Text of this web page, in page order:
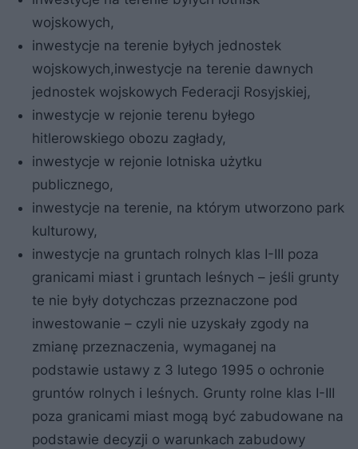
wojskowych,
inwestycje na terenie byłych jednostek
wojskowych,inwestycje na terenie dawnych
jednostek wojskowych Federacji Rosyjskiej,
inwestycje w rejonie terenu byłego
hitlerowskiego obozu zagłady,
inwestycje w rejonie lotniska użytku
publicznego,
inwestycje na terenie, na którym utworzono park
kulturowy,
inwestycje na gruntach rolnych klas I-III poza
granicami miast i gruntach leśnych – jeśli grunty
te nie były dotychczas przeznaczone pod
inwestowanie – czyli nie uzyskały zgody na
zmianę przeznaczenia, wymaganej na
podstawie ustawy z 3 lutego 1995 o ochronie
gruntów rolnych i leśnych. Grunty rolne klas I-III
poza granicami miast mogą być zabudowane na
podstawie decyzji o warunkach zabudowy